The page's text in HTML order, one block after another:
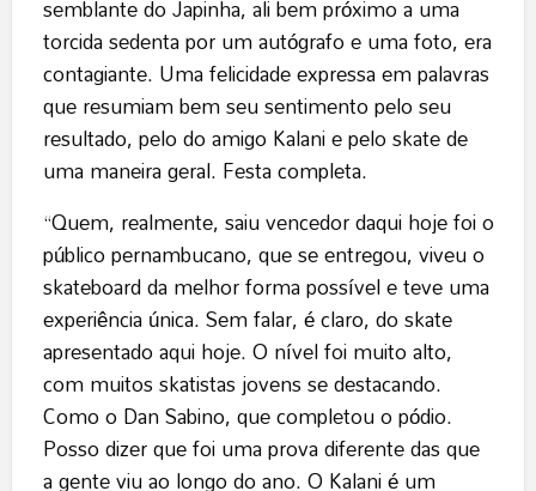
semblante do Japinha, ali bem próximo a uma
torcida sedenta por um autógrafo e uma foto, era
contagiante. Uma felicidade expressa em palavras
que resumiam bem seu sentimento pelo seu
resultado, pelo do amigo Kalani e pelo skate de
uma maneira geral. Festa completa.
“Quem, realmente, saiu vencedor daqui hoje foi o
público pernambucano, que se entregou, viveu o
skateboard da melhor forma possível e teve uma
experiência única. Sem falar, é claro, do skate
apresentado aqui hoje. O nível foi muito alto,
com muitos skatistas jovens se destacando.
Como o Dan Sabino, que completou o pódio.
Posso dizer que foi uma prova diferente das que
a gente viu ao longo do ano. O Kalani é um